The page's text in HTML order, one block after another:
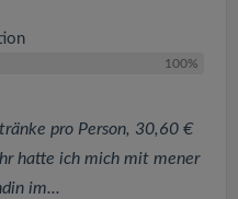
100%
pro Person, 30,60 €
hatte ich mich mit mener
im...